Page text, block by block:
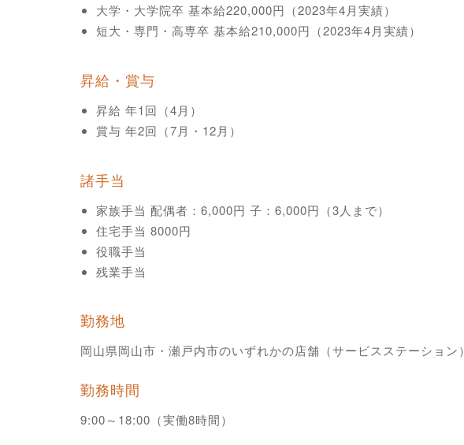
大学・大学院卒 基本給220,000円（2023年4月実績）
短大・専門・高専卒 基本給210,000円（2023年4月実績）
昇給・賞与
昇給 年1回（4月）
賞与 年2回（7月・12月）
諸手当
家族手当 配偶者：6,000円 子：6,000円（3人まで）
住宅手当 8000円
役職手当
残業手当
勤務地
岡山県岡山市・瀬戸内市のいずれかの店舗（サービスステーション）
勤務時間
9:00～18:00（実働8時間）